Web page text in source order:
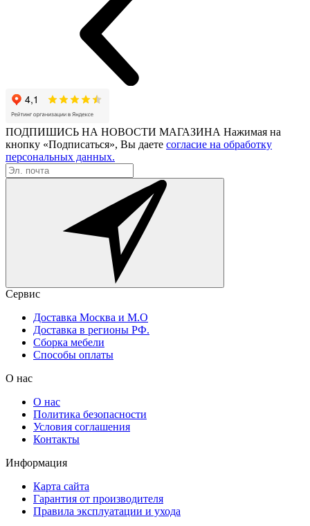
ПОДПИШИСЬ НА НОВОСТИ МАГАЗИНА Нажимая на
кнопку «Подписаться», Вы даете согласие на обработку
персональных данных.
Сервис
Доставка Москва и М.О
Доставка в регионы РФ.
Сборка мебели
Способы оплаты
О нас
О нас
Политика безопасности
Условия соглашения
Контакты
Информация
Карта сайта
Гарантия от производителя
Правила эксплуатации и ухода